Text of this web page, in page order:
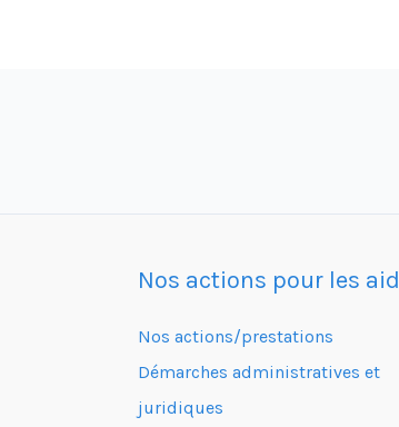
Nos actions pour les
Nos actions/prestations
Démarches administratives et
juridiques